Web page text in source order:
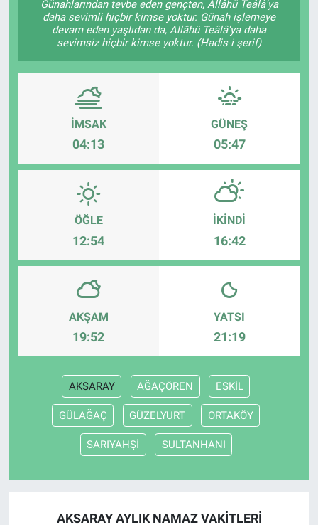
Günahlarından tevbe eden gençten, Allâhü Teâlâ'ya
daha sevimli hiçbir kimse yoktur. Günah işlemeye
devam eden yaşlıdan da, Allâhü Teâlâ'ya daha
sevimsiz hiçbir kimse yoktur. (Hadis-i şerif)
İMSAK
04:13
GÜNEŞ
05:47
ÖĞLE
12:54
İKINDI
16:42
AKŞAM
19:52
YATSI
21:19
AKSARAY AĞAÇÖREN ESKİL
GÜLAĞAÇ GÜZELYURT ORTAKÖY
SARIYAHŞİ SULTANHANI
AKSARAY AYLIK NAMAZ VAKITLERI